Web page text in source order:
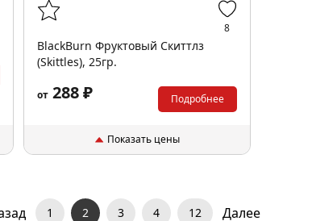
8
BlackBurn Фруктовый Скиттлз
(Skittles), 25гр.
от288 ₽ Подробнее
Показать цены
1 2 3 4 12 Далее